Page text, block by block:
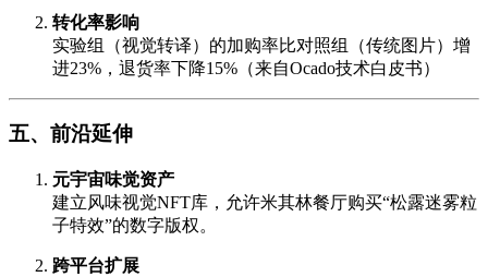
转化率影响
实验组（视觉转译）的加购率比对照组（传统图片）增
进23%，退货率下降15%（来自Ocado技术白皮书）
五、前沿延伸
元宇宙味觉资产
建立风味视觉NFT库，允许米其林餐厅购买“松露迷雾粒
子特效”的数字版权。
跨平台扩展